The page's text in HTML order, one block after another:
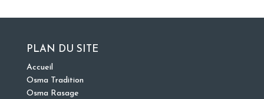
PLAN DU SITE
Accueil
Osma Tradition
Osma Rasage